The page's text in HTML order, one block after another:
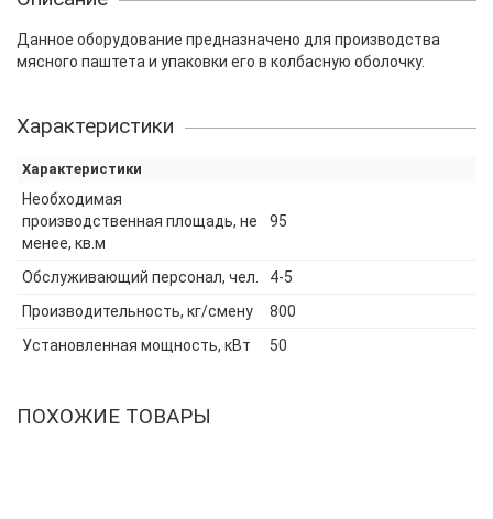
Данное оборудование предназначено для производства
мясного паштета и упаковки его в колбасную оболочку.
Характеристики
Характеристики
Необходимая
производственная площадь, не
менее, кв.м
95
Обслуживающий персонал, чел.
4-5
Производительность, кг/смену
800
Установленная мощность, кВт
50
ПОХОЖИЕ ТОВАРЫ